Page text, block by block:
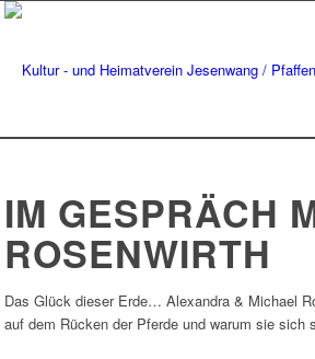
IM GESPRÄCH
ROSENWIRTH
Das Glück dieser Erde… Alexandra & Michael
auf dem Rücken der Pferde und warum sie sich